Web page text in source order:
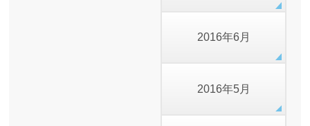
2016年6月
2016年5月